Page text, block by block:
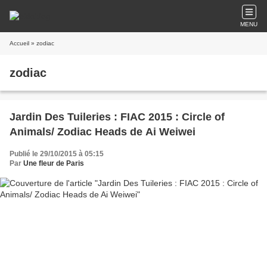
MENU
Accueil » zodiac
zodiac
Jardin Des Tuileries : FIAC 2015 : Circle of
Animals/ Zodiac Heads de Ai Weiwei
Publié le 29/10/2015 à 05:15
Par Une fleur de Paris